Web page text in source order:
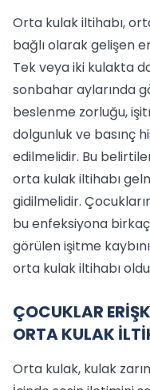
Orta kulak iltihabı,
bağlı olarak gelişen
Tek veya iki kulakta
sonbahar aylarında
beslenme zorluğu,
dolgunluk ve basınç
edilmelidir. Bu
orta kulak iltihabı
gidilmelidir.
bu enfeksiyona
görülen işitme
orta kulak iltihabı
ÇOCUKLAR
ORTA KULAK
Orta kulak, kulak